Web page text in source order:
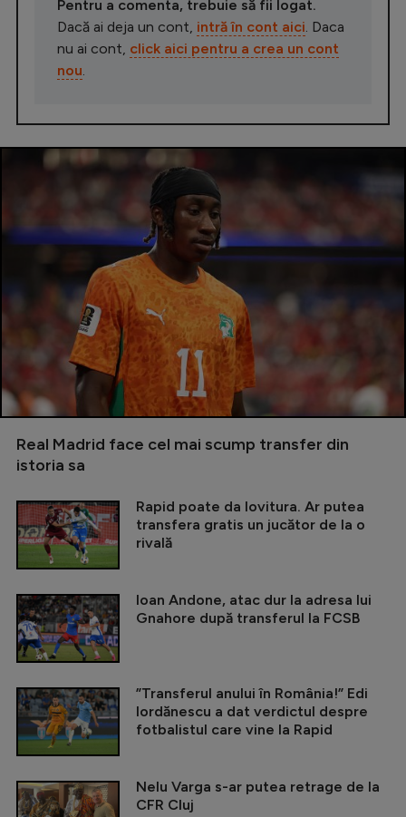
Pentru a comenta, trebuie să fii logat.
Dacă ai deja un cont, intră în cont aici. Daca
nu ai cont, click aici pentru a crea un cont
nou.
Real Madrid face cel mai scump transfer din
istoria sa
Rapid poate da lovitura. Ar putea
transfera gratis un jucător de la o
rivală
Ioan Andone, atac dur la adresa lui
Gnahore după transferul la FCSB
”Transferul anului în România!” Edi
Iordănescu a dat verdictul despre
fotbalistul care vine la Rapid
Nelu Varga s-ar putea retrage de la
CFR Cluj